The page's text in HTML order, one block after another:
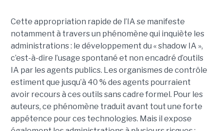
Cette appropriation rapide de l’IA se manifeste
notamment à travers un phénomène qui inquiète les
administrations : le développement du « shadow IA »,
c’est-à-dire l’usage spontané et non encadré d’outils
IA par les agents publics. Les organismes de contrôle
estiment que jusqu’à 40 % des agents pourraient
avoir recours à ces outils sans cadre formel. Pour les
auteurs, ce phénomène traduit avant tout une forte
appétence pour ces technologies. Mais il expose